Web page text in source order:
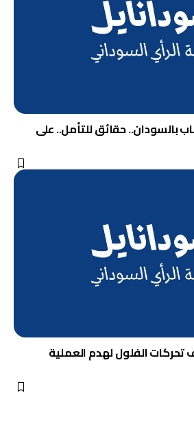
بالسودان.. حقائق للتأمل.. على
تحركات الفلول لهدم العملية